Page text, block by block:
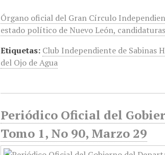
Órgano oficial del Gran Círculo
estado político de Nuevo León,
Etiquetas: Club Independiente de Sabinas
del Ojo de Agua
Periódico Oficial del
Tomo 1, No 90, Marzo 29